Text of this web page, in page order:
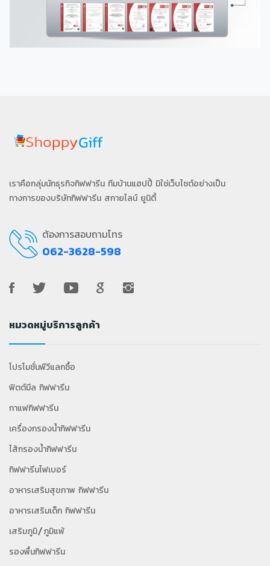
เราคือกลุ่มนักธุรกิจกิฟฟารีน ทีมบ้านแฮปปี้ มิใช่เว็บไซต์อย่างเป็น
ทางการของบริษัทกิฟฟารีน สกายไลน์ ยูนิตี้
ต้องการสอบถามโทร
062-3628-598
หมวดหมู่บริการลูกค้า
โปรโมชั่นพีวีแลกซื้อ
ฟิตต์มีล กิฟฟารีน
กาแฟกิฟฟารีน
เครื่องกรองน้ำกิฟฟารีน
ไส้กรองน้ำกิฟฟารีน
กิฟฟารีนไฟเบอร์
อาหารเสริมสุขภาพ กิฟฟารีน
อาหารเสริมเด็ก กิฟฟารีน
เสริมภูมิ/ภูมิแพ้
รองพื้นกิฟฟารีน